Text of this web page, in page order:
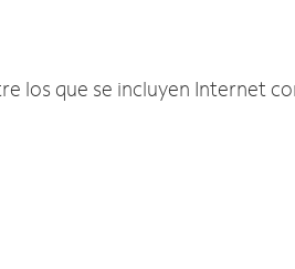
los que se incluyen Internet